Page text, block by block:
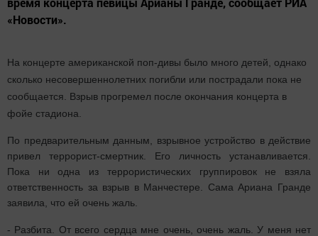
«Новости».
На концерте американской поп-дивы было много детей, однако
сколько несовершеннолетних погибли или пострадали пока не
сообщается. Взрыв прогремел после окончания концерта в
фойе стадиона.
По предварительным данным, взрывное устройство в действие
привел террорист-смертник. Его личность устанавливается.
Пока ни одна из террористических группировок не взяла
ответственность за взрыв в Манчестере. Сама Ариана Гранде
заявила, что ей очень жаль.
- Разбита. От всего сердца мне очень, очень жаль. У меня нет